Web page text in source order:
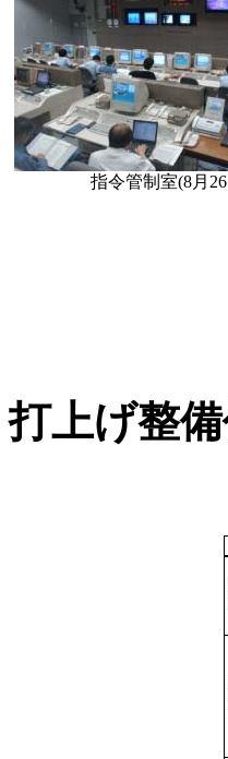
指令管制室(8月
打上げ整